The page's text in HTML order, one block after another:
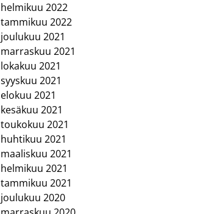
helmikuu 2022
tammikuu 2022
joulukuu 2021
marraskuu 2021
lokakuu 2021
syyskuu 2021
elokuu 2021
kesäkuu 2021
toukokuu 2021
huhtikuu 2021
maaliskuu 2021
helmikuu 2021
tammikuu 2021
joulukuu 2020